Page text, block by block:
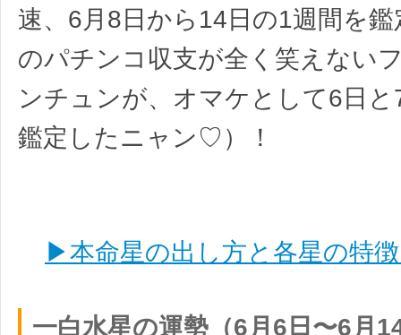
速、6月8日から14日の1週間を
のパチンコ収支が全く笑えない
ンチュンが、オマケとして6日
鑑定したニャン♡）！
▶本命星の出し方と各星の特
一白水星の運勢（6月6日〜6月